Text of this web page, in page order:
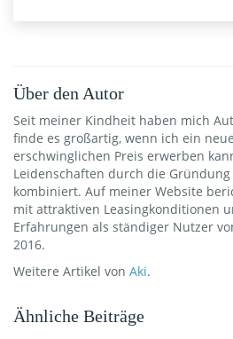
Über den Autor
Seit meiner Kindheit haben mich
finde es großartig, wenn ich ein
erschwinglichen Preis erwerben
Leidenschaften durch die
kombiniert. Auf meiner Website
mit attraktiven Leasingkonditionen
Erfahrungen als ständiger Nutzer
2016.
Weitere Artikel von Aki.
Ähnliche Beiträge